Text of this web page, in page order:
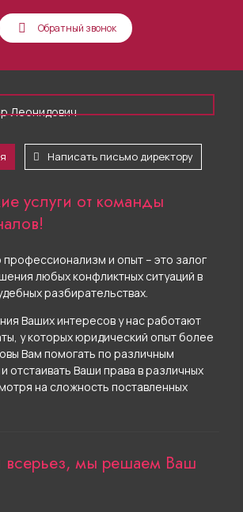
Обратный звонок
Написать письмо директору
услуги от команды
и опыт – это залог
любых конфликтных ситуаций в
разбирательствах.
Ваших интересов у нас работают
у которых юридический опыт более
Вам помогать по различным
отстаивать Ваши права в различных
на сложность поставленных
всерьез, мы решаем Ваш